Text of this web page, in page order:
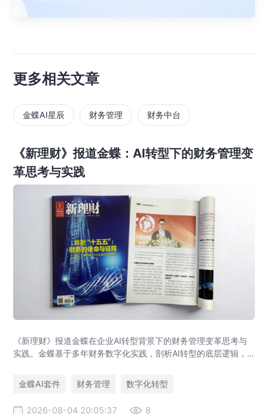
更多相关文章
金蝶AI星辰 财务管理 财务中台
《新理财》报道金蝶：AI转型下的财务管理变
革思考与实践
《新理财》报道金蝶在企业AI转型背景下的财务管理变革思考与
实践。金蝶基于多年财务数字化实践，剖析AI转型的底层逻辑，
力企业实现从核算型财务到价值创造型财务的跃迁。
金蝶AI套件 财务管理 数字化转型
2026-08-04 20:05:37 8